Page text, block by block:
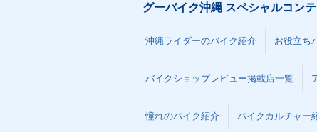
グーバイク沖縄 スペシャルコン
沖縄ライダーのバイク紹介 お役立ち
バイクショップレビュー掲載店一覧
憧れのバイク紹介 バイクカルチャー